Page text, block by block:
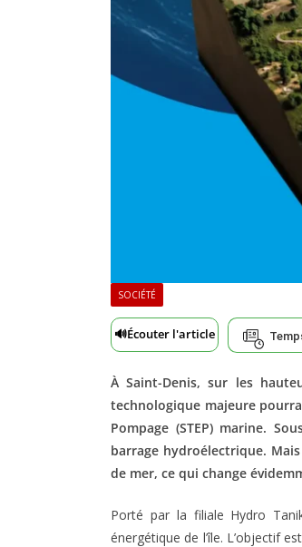
SOCIÉTÉ
🔊Écouter l'article
À Saint-Denis, sur les
technologique majeure
Pompage (STEP) marine.
barrage hydroélectrique.
de mer, ce qui change
Porté par la filiale Hydro
énergétique de l’île. L’objectif